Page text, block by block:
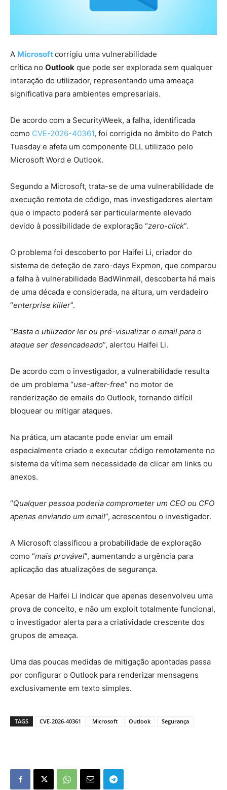
A Microsoftcorrigiu uma vulnerabilidade
crítica no Outlook que pode ser explorada sem qualquer
interação do utilizador, representando uma ameaça
significativa para ambientes empresariais.
De acordo com a SecurityWeek, a falha, identificada
como CVE-2026-40361, foi corrigida no âmbito do Patch
Tuesday e afeta um componente DLL utilizado pelo
Microsoft Word e Outlook.
Segundo a Microsoft, trata-se de uma vulnerabilidade de
execução remota de código, mas investigadores alertam
que o impacto poderá ser particularmente elevado
devido à possibilidade de exploração “zero-click”.
O problema foi descoberto por Haifei Li, criador do
sistema de deteção de zero-days Expmon, que comparou
a falha à vulnerabilidade BadWinmail, descoberta há mais
de uma década e considerada, na altura, um verdadeiro
“enterprise killer”.
“Basta o utilizador ler ou pré-visualizar o email para o
ataque ser desencadeado”, alertou Haifei Li.
De acordo com o investigador, a vulnerabilidade resulta
de um problema “use-after-free” no motor de
renderização de emails do Outlook, tornando difícil
bloquear ou mitigar ataques.
Na prática, um atacante pode enviar um email
especialmente criado e executar código remotamente no
sistema da vítima sem necessidade de clicar em links ou
anexos.
“Qualquer pessoa poderia comprometer um CEO ou CFO
apenas enviando um email”, acrescentou o investigador.
A Microsoft classificou a probabilidade de exploração
como “mais provável”, aumentando a urgência para
aplicação das atualizações de segurança.
Apesar de Haifei Li indicar que apenas desenvolveu uma
prova de conceito, e não um exploit totalmente funcional,
o investigador alerta para a criatividade crescente dos
grupos de ameaça.
Uma das poucas medidas de mitigação apontadas passa
por configurar o Outlook para renderizar mensagens
exclusivamente em texto simples.
TAGS CVE-2026-40361 Microsoft Outlook Segurança